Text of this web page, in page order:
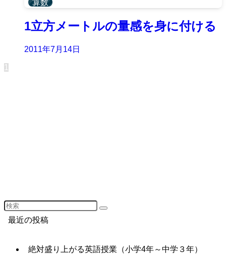
算数
1立方メートルの量感を身に付ける
2011年7月14日
1
最近の投稿
絶対盛り上がる英語授業（小学4年～中学３年）